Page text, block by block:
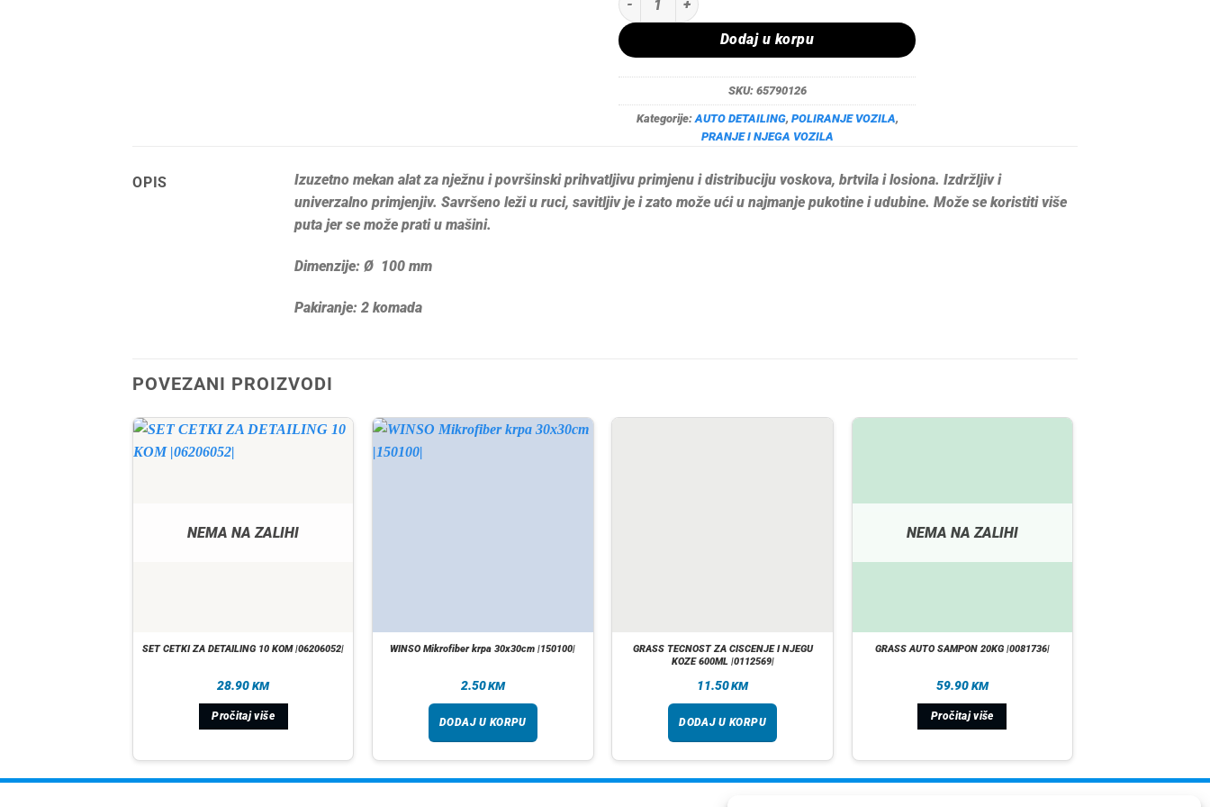
Dodaj u korpu
SKU: 65790126
Kategorije: AUTO DETAILING, POLIRANJE VOZILA,
PRANJE I NJEGA VOZILA
OPIS
Izuzetno mekan alat za nježnu i površinski prihvatljivu primjenu i distribuciju voskova, brtvila i losiona. Izdržljiv i
univerzalno primjenjiv. Savršeno leži u ruci, savitljiv je i zato može ući u najmanje pukotine i udubine. Može se koristiti više
puta jer se može prati u mašini.
Dimenzije: Ø 100 mm
Pakiranje: 2 komada
POVEZANI PROIZVODI
NEMA NA ZALIHI
SET CETKI ZA DETAILING 10 KOM |06206052|
28.90 KM
Pročitaj više
WINSO Mikrofiber krpa 30x30cm |150100|
2.50KM
DODAJ U KORPU
GRASS TECNOST ZA CISCENJE I NJEGU
KOZE 600ML |0112569|
11.50KM
DODAJ U KORPU
NEMA NA ZALIHI
GRASS AUTO SAMPON 20KG |0081736|
59.90 KM
Pročitaj više